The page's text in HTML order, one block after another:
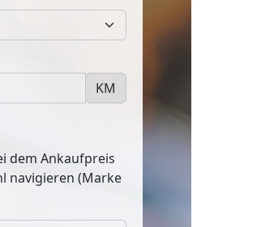
KM
dem Ankaufpreis
navigieren (Marke